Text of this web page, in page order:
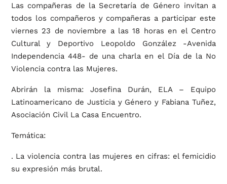
Las compañeras de la Secretaría de Género invitan a
todos los compañeros y compañeras a participar este
viernes 23 de noviembre a las 18 horas en el Centro
Cultural y Deportivo Leopoldo González -Avenida
Independencia 448- de una charla en el Día de la No
Violencia contra las Mujeres.
Abrirán la misma: Josefina Durán, ELA – Equipo
Latinoamericano de Justicia y Género y Fabiana Tuñez,
Asociación Civil La Casa Encuentro.
Temática:
. La violencia contra las mujeres en cifras: el femicidio
su expresión más brutal.